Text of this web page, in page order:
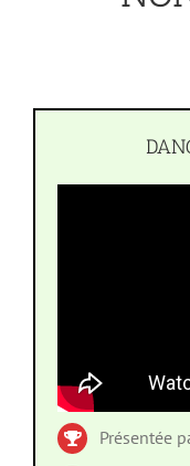
Présentée